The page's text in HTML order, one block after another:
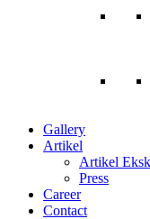
Gallery
Artikel
Artikel
Press
Career
Contact